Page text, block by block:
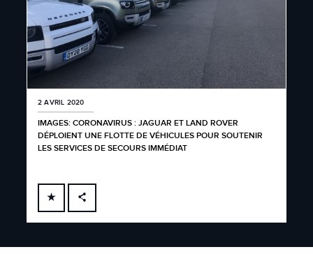
2 AVRIL 2020
IMAGES: CORONAVIRUS : JAGUAR ET LAND ROVER
DÉPLOIENT UNE FLOTTE DE VÉHICULES POUR SOUTENIR
LES SERVICES DE SECOURS IMMÉDIAT